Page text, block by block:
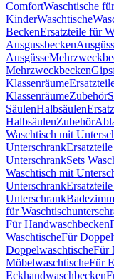
ComfortWaschtische
KinderWaschtische
BeckenErsatzteile für
Ausgussbecken
Ausgüsse
Mehrzweckbecken
Klassenräume
KlassenräumeZubehör
SäulenHalbsäulen
HalbsäulenZubehör
Waschtisch mit
Unterschrank
UnterschrankSets
Waschtisch mit
Unterschrank
Unterschrank
für
Für Handwaschbecken
WaschtischeFür
DoppelwaschtischeFür
MöbelwaschtischeFür
Eckhandwaschbecken